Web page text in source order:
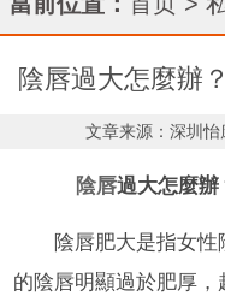
陰唇過大怎麼辦
文章来源：深圳怡
陰唇過大怎麼辦
陰唇肥大是指女
的陰唇明顯過於肥厚